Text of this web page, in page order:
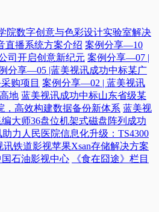
院数字创意与色彩设计实验室解决
直播系统方案介绍 案例分享—10
司开启创意新纪元 案例分享—07 |
分享—05 |蓝美视讯成功中标某广
购项目 案例分享—02 | 蓝美视讯
地 蓝美视讯成功中标山东省级某
，高效构建数据备份新体系 蓝美视
大师36盘位机架式磁盘阵列成功
力人民医院信息化升级：TS4300
讯铁道影视苹果Xsan存储解决方案
国石油影视中心
《食在囧途》栏目